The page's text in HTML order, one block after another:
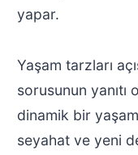
yapar.
Yaşam tarzları
sorusunun yanıtı
dinamik bir
seyahat ve yeni